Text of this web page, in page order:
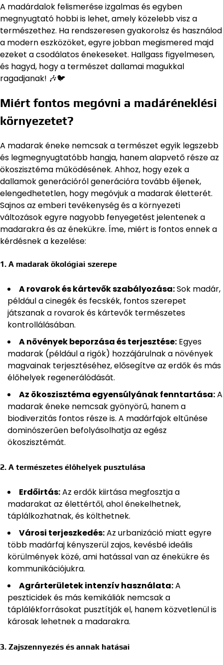
A madárdalok felismerése izgalmas és egyben
megnyugtató hobbi is lehet, amely közelebb visz a
természethez. Ha rendszeresen gyakorolsz és használod
a modern eszközöket, egyre jobban megismered majd
ezeket a csodálatos énekeseket. Hallgass figyelmesen,
és hagyd, hogy a természet dallamai magukkal
ragadjanak! 🎶🐦
Miért fontos megóvni a madáréneklési
környezetet?
A madarak éneke nemcsak a természet egyik legszebb
és legmegnyugtatóbb hangja, hanem alapvető része az
ökoszisztéma működésének. Ahhoz, hogy ezek a
dallamok generációról generációra tovább éljenek,
elengedhetetlen, hogy megóvjuk a madarak életterét.
Sajnos az emberi tevékenység és a környezeti
változások egyre nagyobb fenyegetést jelentenek a
madarakra és az énekükre. Íme, miért is fontos ennek a
kérdésnek a kezelése:
1. A madarak ökológiai szerepe
A rovarok és kártevők szabályozása:Sok madár,
például a cinegék és fecskék, fontos szerepet
játszanak a rovarok és kártevők természetes
kontrollálásában.
A növények beporzása és terjesztése: Egyes
madarak (például a rigók) hozzájárulnak a növények
magvainak terjesztéséhez, elősegítve az erdők és más
élőhelyek regenerálódását.
Az ökoszisztéma egyensúlyának fenntartása:A
madarak éneke nemcsak gyönyörű, hanem a
biodiverzitás fontos része is. A madárfajok eltűnése
dominószerűen befolyásolhatja az egész
ökoszisztémát.
2. A természetes élőhelyek pusztulása
Erdőirtás:Az erdők kiirtása megfosztja a
madarakat az élettértől, ahol énekelhetnek,
táplálkozhatnak, és költhetnek.
Városi terjeszkedés:Az urbanizáció miatt egyre
több madárfaj kényszerül zajos, kevésbé ideális
körülmények közé, ami hatással van az énekükre és
kommunikációjukra.
Agrárterületek intenzív használata:A
peszticidek és más kemikáliák nemcsak a
táplálékforrásokat pusztítják el, hanem közvetlenül is
károsak lehetnek a madarakra.
3. Zajszennyezés és annak hatásai